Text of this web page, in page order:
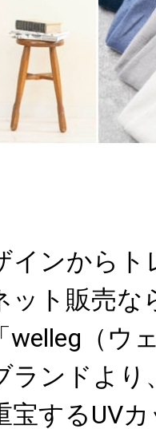
インからト
ット販売な
welleg（ウ
ランドより
宝するUV